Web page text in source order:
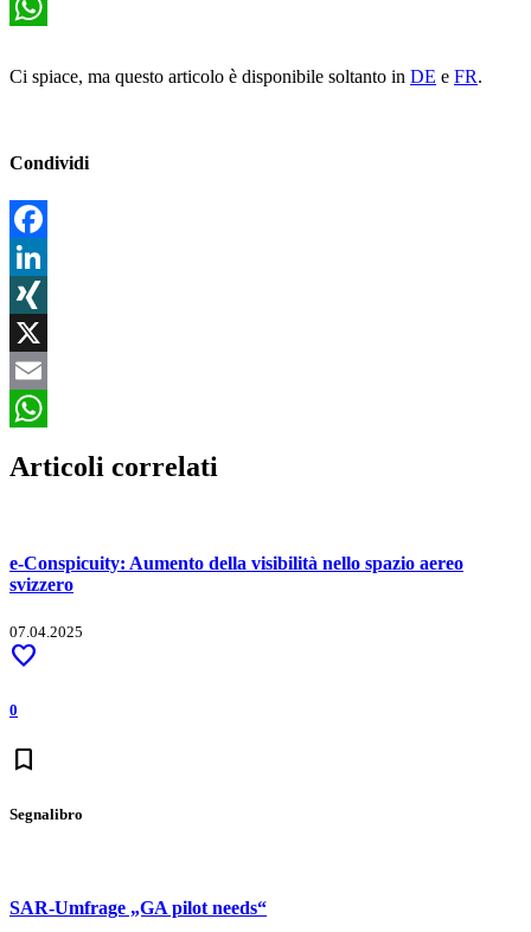
Email
Ci spiace, ma questo articolo è disponibile soltanto in DE e FR.
Condividi
Facebook
LinkedIn
XING
X
Email
Articoli correlati
e-Conspicuity: Aumento della visibilità nello spazio aereo
svizzero
07.04.2025
favorite
0
bookmark
Segnalibro
SAR-Umfrage „GA pilot needs“